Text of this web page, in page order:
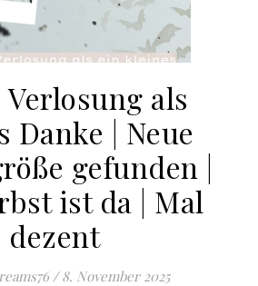
Verlosung als
Danke | Neue
gefunden |
ist da | Mal
dezent
/ 8. November 2025